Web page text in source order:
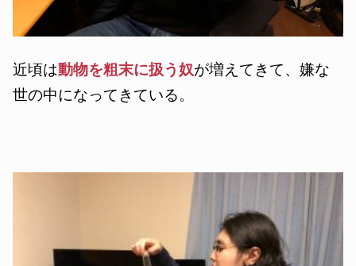
近頃は動物を粗末に扱う奴が増えてきて、嫌な
世の中になってきている。